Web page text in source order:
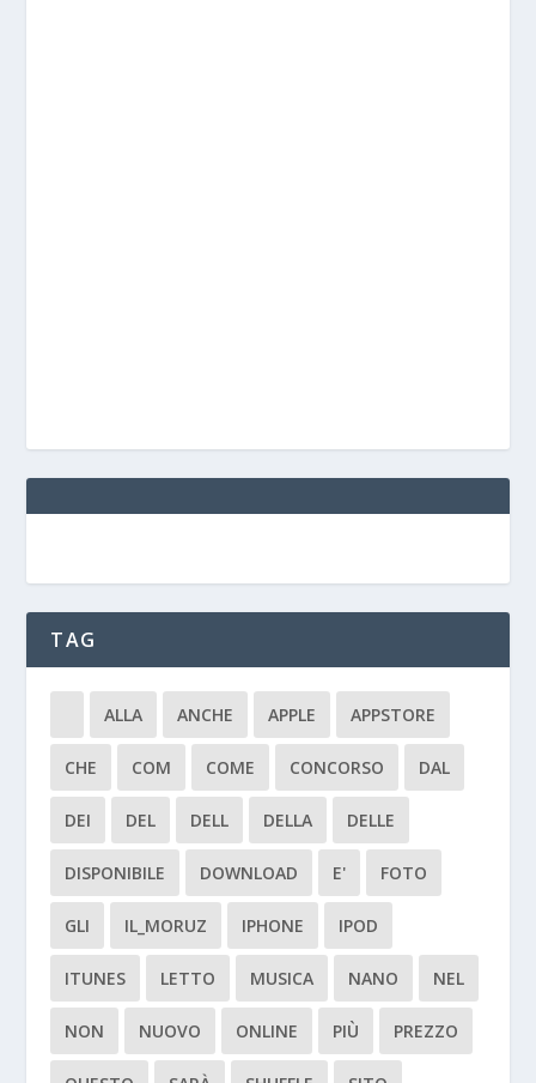
TAG
ALLA ANCHE APPLE APPSTORE
CHE COM COME CONCORSO DAL
DEI DEL DELL DELLA DELLE
DISPONIBILE DOWNLOAD E' FOTO
GLI IL_MORUZ IPHONE IPOD
ITUNES LETTO MUSICA NANO NEL
NON NUOVO ONLINE PIÙ PREZZO